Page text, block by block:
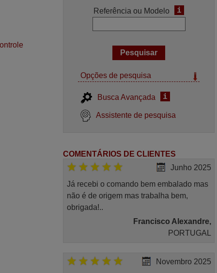
Referência ou Modelo i
Opções de pesquisa
Busca Avançada i
Assistente de pesquisa
COMENTÁRIOS DE CLIENTES
Junho 2025
Já recebi o comando bem embalado mas
não é de origem mas trabalha bem,
obrigada!..
Francisco Alexandre,
PORTUGAL
Novembro 2025